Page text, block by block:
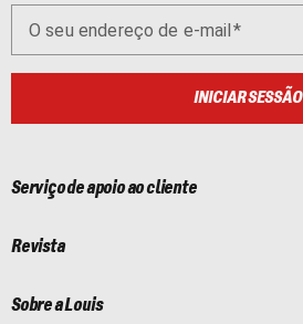
O seu endereço de e-mail
INICIAR SESSÃO
Serviço de apoio ao cliente
Revista
Sobre a Louis